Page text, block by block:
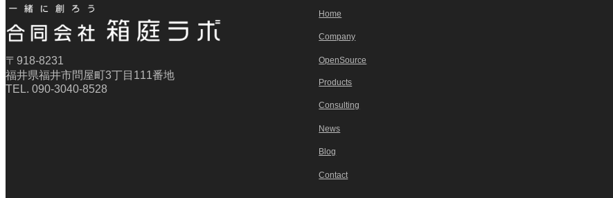
〒918-8231
福井県福井市問屋町3丁目111番地
TEL. 090-3040-8528
Home
Company
OpenSource
Products
Consulting
News
Blog
Contact